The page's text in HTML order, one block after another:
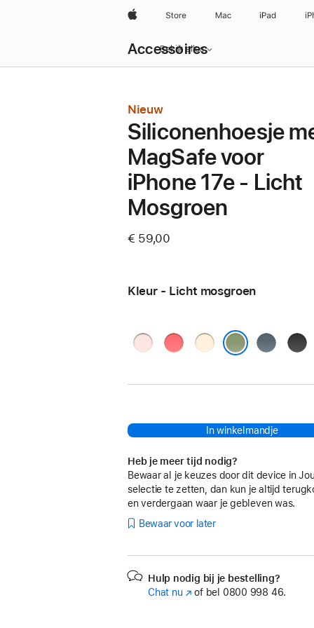
AppleStore Mac iPad
Accessoires
Menu
Bekijk alles
Nieuw
Siliconenhoesje
MagSafe voor
iPhone 17e - Licht
Mosgroen
€ 59,00
Kleur - Licht mosgroen
ZachtrozeGuaveroze
Vanille Ankerblauw
Zwart
In winkelmandje
Heb je meer tijd nodig?
Bewaar al je keuzes door dit device in
selectie te zetten, dan kun je altijd
en verdergaan waar je gebleven was.
Bewaar voor later
Hulp nodig bij je bestelling?
Chat nu (Wordt
of bel 0800 998 46.